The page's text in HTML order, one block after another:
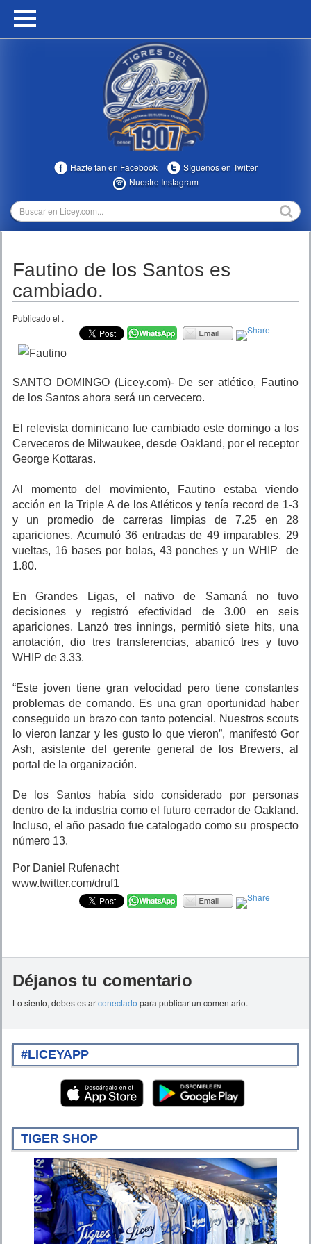
HOME
MULTIMEDIA
TEMPORADAS
Hazte fan en Facebook
Síguenos en Twitter
Nuestro Instagram
Fautino de los Santos es
cambiado.
Publicado el .
SANTO DOMINGO (Licey.com)- De ser atlético, Fautino
de los Santos ahora será un cervecero.
El relevista dominicano fue cambiado este domingo a los
Cerveceros de Milwaukee, desde Oakland, por el receptor
George Kottaras.
Al momento del movimiento, Fautino estaba viendo
acción en la Triple A de los Atléticos y tenía record de 1-3
y un promedio de carreras limpias de 7.25 en 28
apariciones. Acumuló 36 entradas de 49 imparables, 29
vueltas, 16 bases por bolas, 43 ponches y un WHIP de
1.80.
En Grandes Ligas, el nativo de Samaná no tuvo
decisiones y registró efectividad de 3.00 en seis
apariciones. Lanzó tres innings, permitió siete hits, una
anotación, dio tres transferencias, abanicó tres y tuvo
WHIP de 3.33.
“Este joven tiene gran velocidad pero tiene constantes
problemas de comando. Es una gran oportunidad haber
conseguido un brazo con tanto potencial. Nuestros scouts
lo vieron lanzar y les gusto lo que vieron”, manifestó Gor
Ash, asistente del gerente general de los Brewers, al
portal de la organización.
De los Santos había sido considerado por personas
dentro de la industria como el futuro cerrador de Oakland.
Incluso, el año pasado fue catalogado como su prospecto
número 13.
Por Daniel Rufenacht
www.twitter.com/druf1
Déjanos tu comentario
Lo siento, debes estarconectado para publicar un comentario.
#LICEYAPP
TIGER SHOP